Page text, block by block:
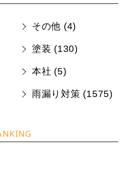
その他 (4)
塗装 (130)
本社 (5)
雨漏り対策 (1575)